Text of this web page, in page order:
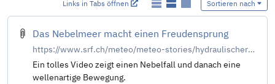
Links in Tabs öffnen Sortieren nach
Das Nebelmeer macht einen Freudensprung
https://www.srf.ch/meteo/meteo-stories/hydraulischer-sprung-das-nebelmeer-macht-einen-freudensprung
Ein tolles Video zeigt einen Nebelfall und danach eine
wellenartige Bewegung.